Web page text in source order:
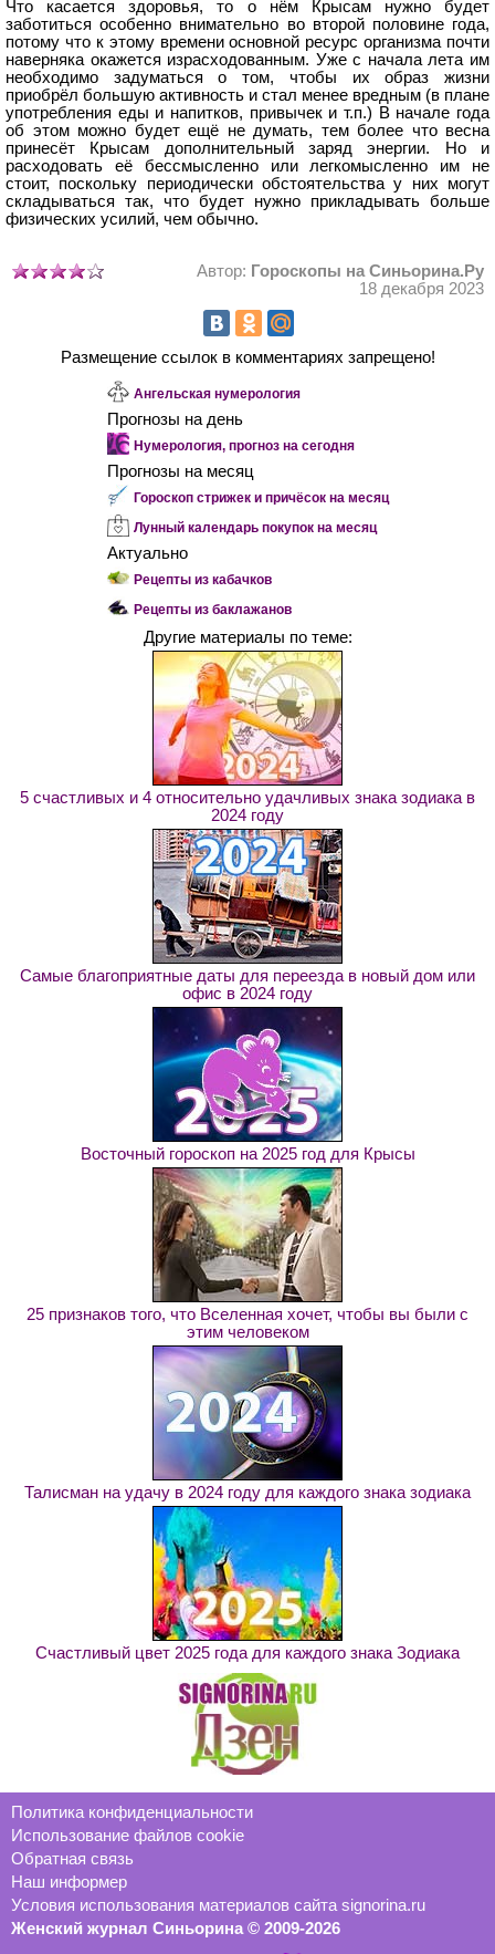
Что касается здоровья, то о нём Крысам нужно будет
заботиться особенно внимательно во второй половине года,
потому что к этому времени основной ресурс организма почти
наверняка окажется израсходованным. Уже с начала лета им
необходимо задуматься о том, чтобы их образ жизни
приобрёл большую активность и стал менее вредным (в плане
употребления еды и напитков, привычек и т.п.) В начале года
об этом можно будет ещё не думать, тем более что весна
принесёт Крысам дополнительный заряд энергии. Но и
расходовать её бессмысленно или легкомысленно им не
стоит, поскольку периодически обстоятельства у них могут
складываться так, что будет нужно прикладывать больше
физических усилий, чем обычно.
Автор: Гороскопы на Синьорина.Ру
18 декабря 2023
Размещение ссылок в комментариях запрещено!
Ангельская нумерология
Прогнозы на день
Нумерология, прогноз на сегодня
Прогнозы на месяц
Гороскоп стрижек и причёсок на месяц
Лунный календарь покупок на месяц
Актуально
Рецепты из кабачков
Рецепты из баклажанов
Другие материалы по теме:
5 счастливых и 4 относительно удачливых знака зодиака в
2024 году
Самые благоприятные даты для переезда в новый дом или
офис в 2024 году
Восточный гороскоп на 2025 год для Крысы
25 признаков того, что Вселенная хочет, чтобы вы были с
этим человеком
Талисман на удачу в 2024 году для каждого знака зодиака
Счастливый цвет 2025 года для каждого знака Зодиака
Политика конфиденциальности
Использование файлов cookie
Обратная связь
Наш информер
Условия использования материалов сайта signorina.ru
Женский журнал Синьорина © 2009-2026